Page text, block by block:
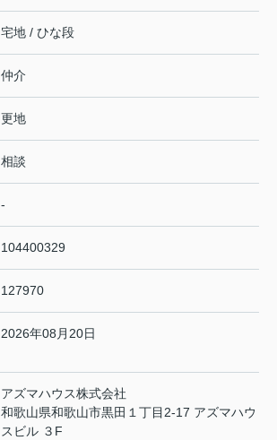
宅地 / ひな段
仲介
更地
相談
-
104400329
127970
2026年08月20日
アズマハウス株式会社
和歌山県和歌山市黒田１丁目2-17 アズマハウ
スビル ３F